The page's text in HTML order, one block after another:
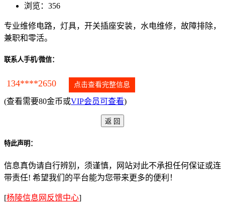
浏览：356
专业维修电路，灯具，开关插座安装，水电维修，故障排除，
兼职和零活。
联系人手机/微信：
134****2650 点击查看完整信息
(查看需要80金币或VIP会员可查看)
特此声明：
信息真伪请自行辨别，须谨慎，网站对此不承担任何保证或连
带责任! 希望我们的平台能为您带来更多的便利！
[杨陵信息网反馈中心]